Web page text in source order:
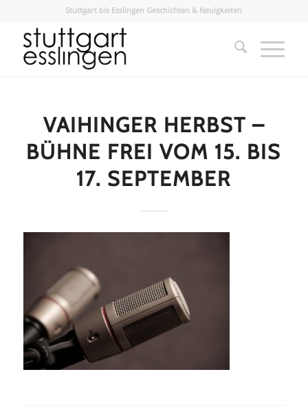
Stuttgart bis Esslingen Geschichten & Neuigkeiten
VAIHINGER HERBST –
BÜHNE FREI VOM 15. BIS
17. SEPTEMBER